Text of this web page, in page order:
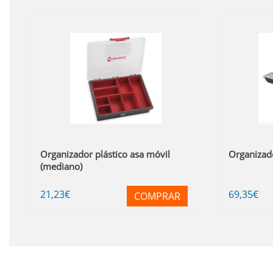
Organizador plástico asa móvil
(mediano)
21,23€ COMPRAR 69,35€